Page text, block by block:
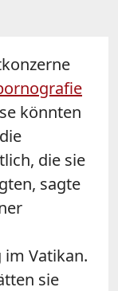
könnten
die sie
sagte
Vatikan.
sie